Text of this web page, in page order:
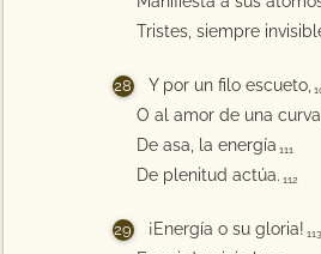
Tristes, siempre
Y por un filo escueto,
O al amor de una curva
De asa, la energía 111
De plenitud actúa. 112
¡Energía o su gloria! 113